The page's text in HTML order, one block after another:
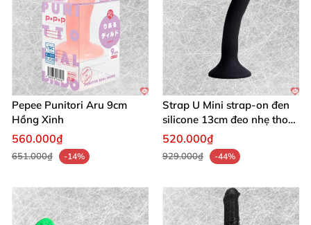
Pepee Punitori Aru 9cm
Hồng Xinh
560.000₫
651.000₫ -14%
Strap U Mini strap-on đen
silicone 13cm đeo nhẹ thoải
mái
520.000₫
929.000₫ -44%